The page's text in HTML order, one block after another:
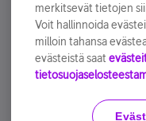
Käyttöehdot
merkitsevät tietojen
Voit hallinnoida
milloin tahansa
evästeistä saat